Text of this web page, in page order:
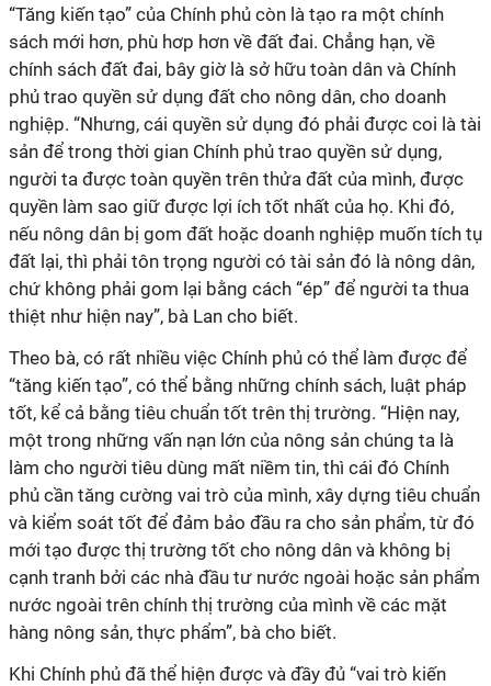
“Tăng kiến tạo” của Chính phủ còn là tạo ra một chính
sách mới hơn, phù hơp hơn về đất đai. Chẳng hạn, về
chính sách đất đai, bây giờ là sở hữu toàn dân và Chính
phủ trao quyền sử dụng đất cho nông dân, cho doanh
nghiệp. “Nhưng, cái quyền sử dụng đó phải được coi là tài
sản để trong thời gian Chính phủ trao quyền sử dụng,
người ta được toàn quyền trên thửa đất của mình, được
quyền làm sao giữ được lợi ích tốt nhất của họ. Khi đó,
nếu nông dân bị gom đất hoặc doanh nghiệp muốn tích tụ
đất lại, thì phải tôn trọng người có tài sản đó là nông dân,
chứ không phải gom lại bằng cách “ép” để người ta thua
thiệt như hiện nay”, bà Lan cho biết.
Theo bà, có rất nhiều việc Chính phủ có thể làm được để
“tăng kiến tạo”, có thể bằng những chính sách, luật pháp
tốt, kể cả bằng tiêu chuẩn tốt trên thị trường. “Hiện nay,
một trong những vấn nạn lớn của nông sản chúng ta là
làm cho người tiêu dùng mất niềm tin, thì cái đó Chính
phủ cần tăng cường vai trò của mình, xây dựng tiêu chuẩn
và kiểm soát tốt để đảm bảo đầu ra cho sản phẩm, từ đó
mới tạo được thị trường tốt cho nông dân và không bị
cạnh tranh bởi các nhà đầu tư nước ngoài hoặc sản phẩm
nước ngoài trên chính thị trường của mình về các mặt
hàng nông sản, thực phẩm”, bà cho biết.
Khi Chính phủ đã thể hiện được và đầy đủ “vai trò kiến